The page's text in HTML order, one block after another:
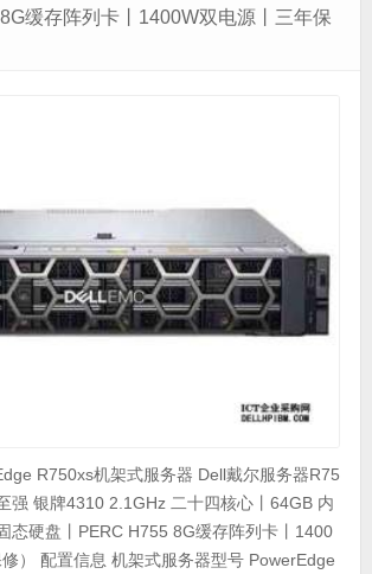
缓存阵列卡丨1400W双电源丨三年保
R750xs机架式服务器 Dell戴尔服务器R75
强 银牌4310 2.1GHz 二十四核心丨64GB 内
态硬盘丨PERC H755 8G缓存阵列卡丨1400
） 配置信息 机架式服务器型号 PowerEdge